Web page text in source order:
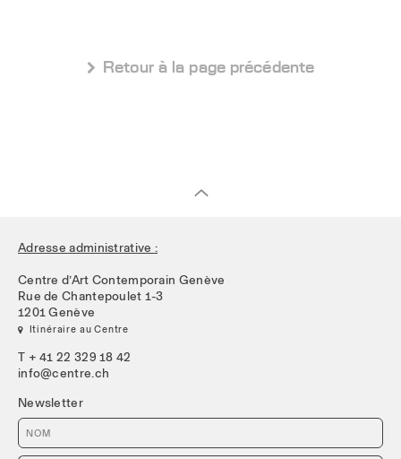
 Retour à la page précédente
Adresse administrative :
Centre d’Art Contemporain Genève
Rue de Chantepoulet 1-3
1201 Genève
 Itinéraire au Centre
T + 41 22 329 18 42
info@centre.ch
Newsletter